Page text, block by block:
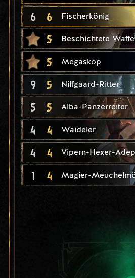
6 6 Fischerkönig
5 Beschichtete
5 Megaskop
9 5 Nilfgaard-Ritter
5 5 Alba-Panzerreiter
4 4 Waideler
4 4 Vipern-Hexer-
1 4 Magier-